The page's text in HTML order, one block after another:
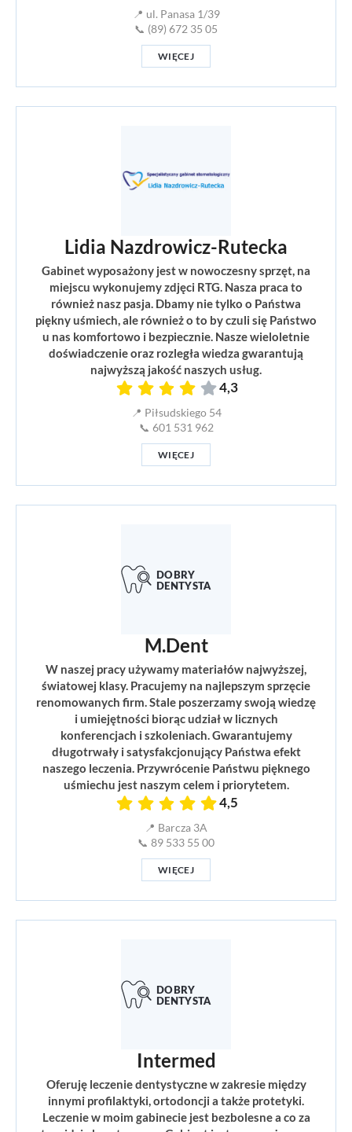
📍 ul. Panasa 1/39
📞 (89) 672 35 05
WIĘCEJ
Lidia Nazdrowicz-Rutecka
Gabinet wyposażony jest w nowoczesny sprzęt, na
miejscu wykonujemy zdjęci RTG. Nasza praca to
również nasz pasja. Dbamy nie tylko o Państwa
piękny uśmiech, ale również o to by czuli się Państwo
u nas komfortowo i bezpiecznie. Nasze wieloletnie
doświadczenie oraz rozległa wiedza gwarantują
najwyższą jakość naszych usług.
4,3
📍 Piłsudskiego 54
📞 601 531 962
WIĘCEJ
M.Dent
W naszej pracy używamy materiałów najwyższej,
światowej klasy. Pracujemy na najlepszym sprzęcie
renomowanych firm. Stale poszerzamy swoją wiedzę
i umiejętności biorąc udział w licznych
konferencjach i szkoleniach. Gwarantujemy
długotrwały i satysfakcjonujący Państwa efekt
naszego leczenia. Przywrócenie Państwu pięknego
uśmiechu jest naszym celem i priorytetem.
4,5
📍 Barcza 3A
📞 89 533 55 00
WIĘCEJ
Intermed
Oferuję leczenie dentystyczne w zakresie między
innymi profilaktyki, ortodoncji a także protetyki.
Leczenie w moim gabinecie jest bezbolesne a co za